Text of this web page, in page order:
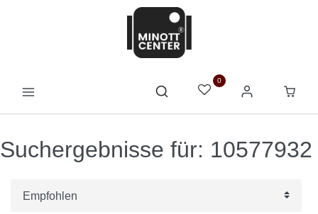
0
Suchergebnisse für: 10577932